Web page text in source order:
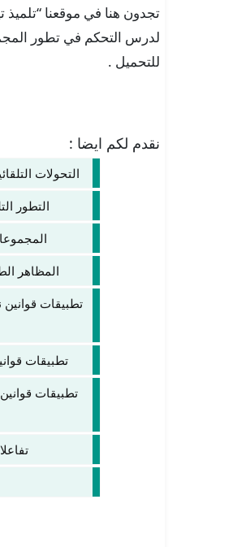
للتحميل .
نقدم لكم ايضا :
التحولات
التطور
المظاهر
تطبيقات
تطبيقات
تطبيقات